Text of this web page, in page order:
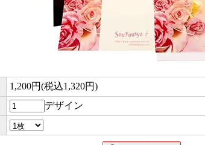
1,200円(税込1,320円)
デザイン